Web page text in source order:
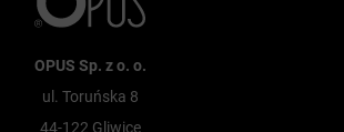
OPUS Sp. z o. o.
ul. Toruńska 8
44-122 Gliwice